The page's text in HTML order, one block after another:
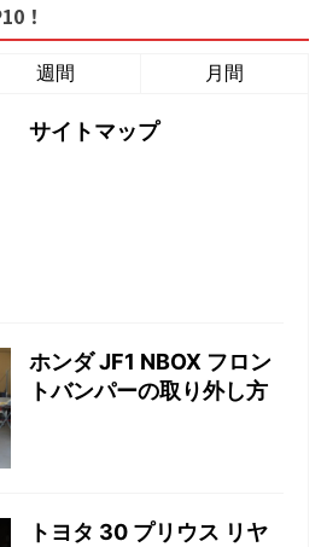
！
週間 月間
サイトマップ
ホンダ JF1 NBOX フロン
トバンパーの取り外し方
トヨタ 30 プリウス リヤ